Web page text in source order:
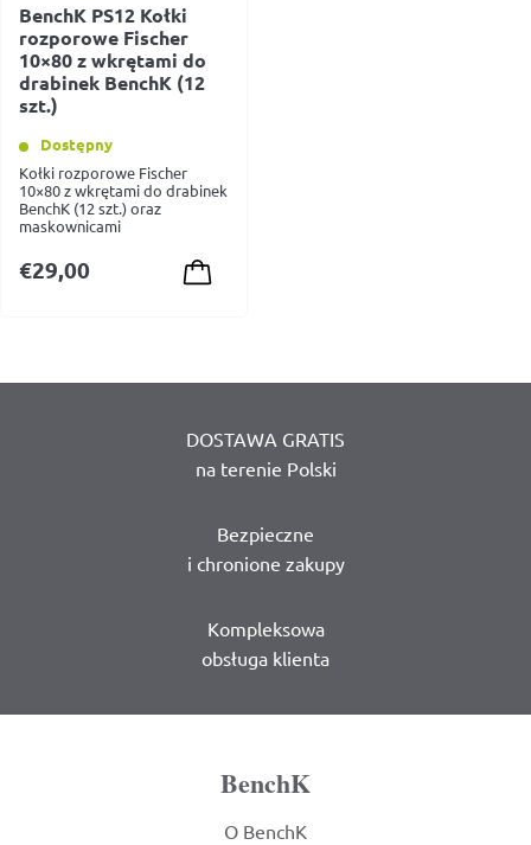
BenchK PS12 Kołki
rozporowe Fischer
10×80 z wkrętami do
drabinek BenchK (12
szt.)
Dostępny
Kołki rozporowe Fischer
10×80 z wkrętami do drabinek
BenchK (12 szt.) oraz
maskownicami
€29,00
DOSTAWA GRATIS
na terenie Polski
Bezpieczne
i chronione zakupy
Kompleksowa
obsługa klienta
BenchK
O BenchK